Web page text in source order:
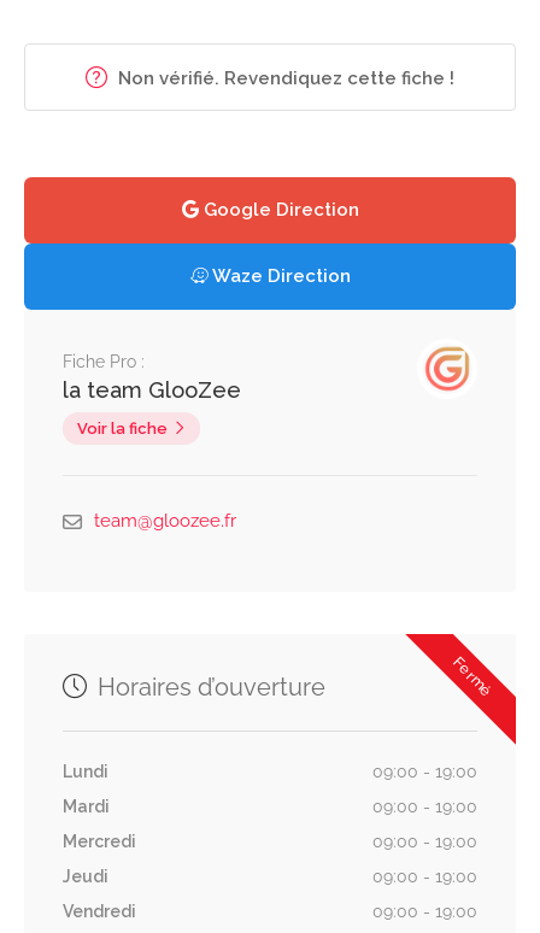
Non vérifié. Revendiquez cette fiche !
Google Direction
Waze Direction
Fiche Pro :
la team GlooZee
Voir la fiche
team@gloozee.fr
Fermé
Horaires d’ouverture
Lundi
09:00 - 19:00
Mardi
09:00 - 19:00
Mercredi
09:00 - 19:00
Jeudi
09:00 - 19:00
Vendredi
09:00 - 19:00